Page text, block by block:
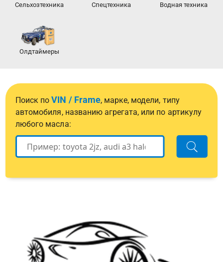
Сельхозтехника Спецтехника Водная техника
Олдтаймеры
Поиск поVIN / Frame, марке, модели, типу
автомобиля, названию агрегата, или по артикулу
любого масла: